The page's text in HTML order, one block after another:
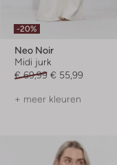
-20%
Neo Noir
Midi jurk
€ 69,99 € 55,99
+ meer kleuren